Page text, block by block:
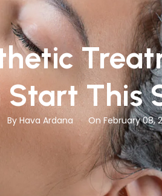
Start This
By Hava Ardana On February 08,